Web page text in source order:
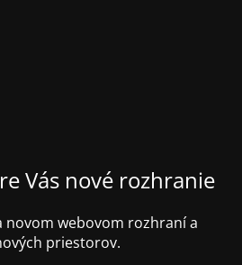
Vás nové rozhranie
novom webovom rozhraní a
priestorov.